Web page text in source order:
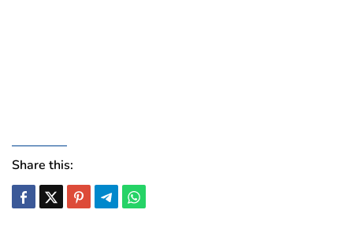
Share this: